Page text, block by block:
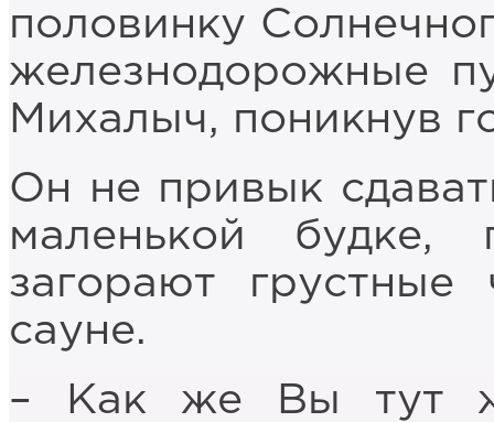
половинку
железнодорожные
Михалыч, поникнув
Он не привык
маленькой
загорают
сауне.
– Как же Вы тут